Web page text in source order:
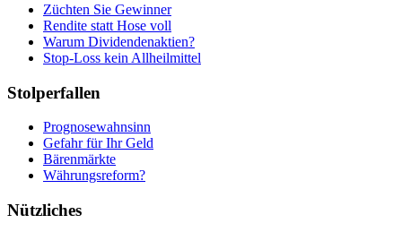
Züchten Sie Gewinner
Rendite statt Hose voll
Warum Dividendenaktien?
Stop-Loss kein Allheilmittel
Stolperfallen
Prognosewahnsinn
Gefahr für Ihr Geld
Bärenmärkte
Währungsreform?
Nützliches